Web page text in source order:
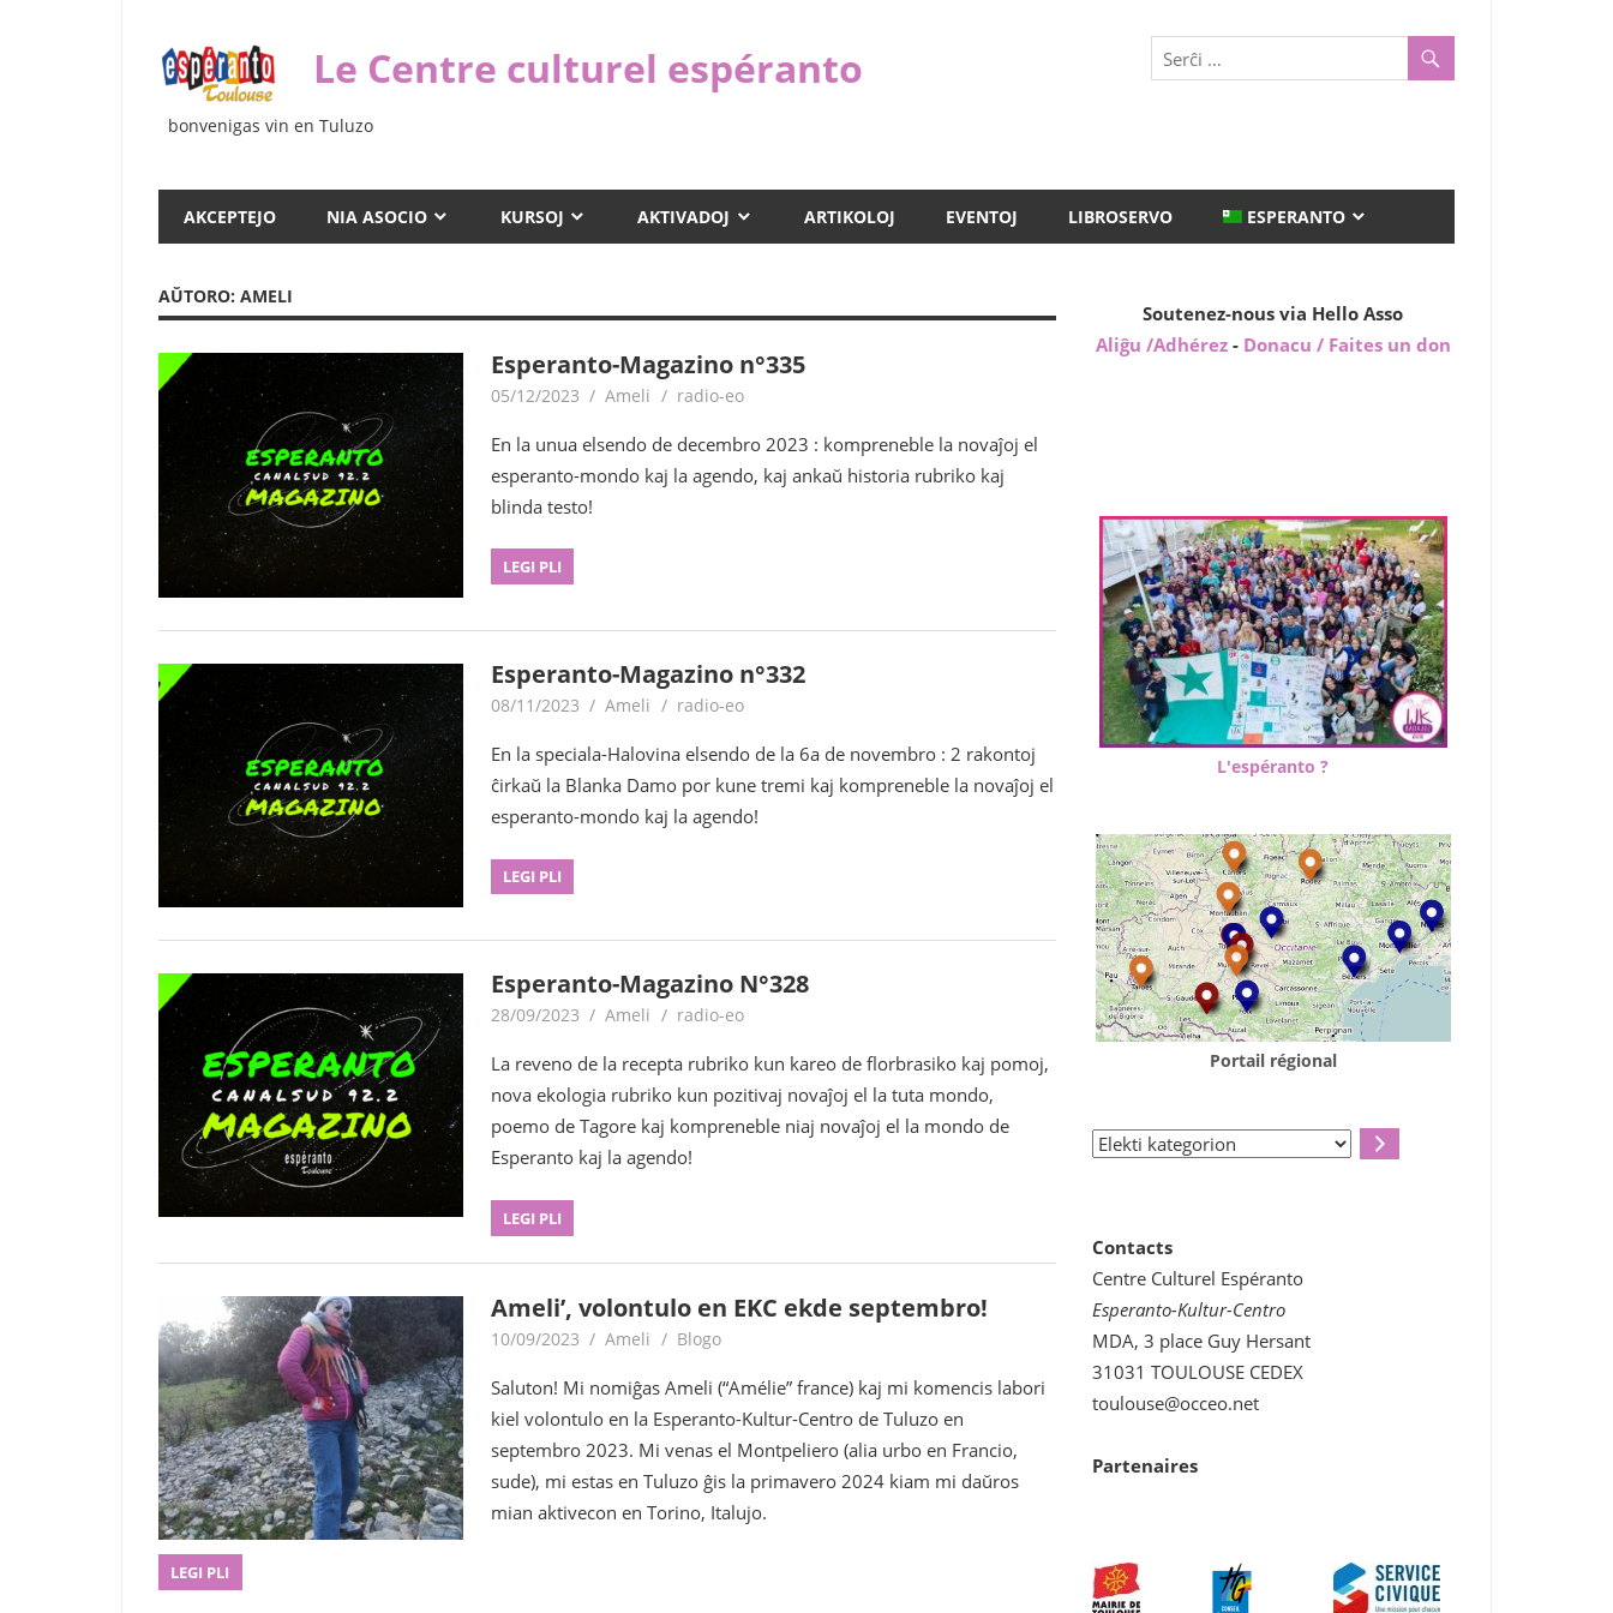
enhavo
Le Centre culturel espéranto
bonvenigas vin en Tuluzo
AKCEPTEJO NIA ASOCIO KURSOJ AKTIVADOJ ARTIKOLOJ EVENTOJ LIBROSERVO ESPERANTO
AŬTORO: AMELI
Esperanto-Magazino n°335
05/12/2023 Ameli radio-eo
En la unua elsendo de decembro 2023 : kompreneble la novaĵoj el
esperanto-mondo kaj la agendo, kaj ankaŭ historia rubriko kaj
blinda testo!
LEGI PLI
Esperanto-Magazino n°332
08/11/2023 Ameli radio-eo
En la speciala-Halovina elsendo de la 6a de novembro : 2 rakontoj
ĉirkaŭ la Blanka Damo por kune tremi kaj kompreneble la novaĵoj el
esperanto-mondo kaj la agendo!
LEGI PLI
Esperanto-Magazino N°328
28/09/2023 Ameli radio-eo
La reveno de la recepta rubriko kun kareo de florbrasiko kaj pomoj,
nova ekologia rubriko kun pozitivaj novaĵoj el la tuta mondo,
poemo de Tagore kaj kompreneble niaj novaĵoj el la mondo de
Esperanto kaj la agendo!
LEGI PLI
Ameli’, volontulo en EKC ekde septembro!
10/09/2023 Ameli Blogo
Saluton! Mi nomiĝas Ameli (“Amélie” france) kaj mi komencis labori
kiel volontulo en la Esperanto-Kultur-Centro de Tuluzo en
septembro 2023. Mi venas el Montpeliero (alia urbo en Francio,
sude), mi estas en Tuluzo ĝis la primavero 2024 kiam mi daŭros
mian aktivecon en Torino, Italujo.
LEGI PLI
Soutenez-nous via Hello Asso
Aliĝu /Adhérez - Donacu / Faites un don
L'espéranto ?
Portail régional
Elekti
Contacts
Centre Culturel Espéranto
Esperanto-Kultur-Centro
MDA, 3 place Guy Hersant
31031 TOULOUSE CEDEX
toulouse@occeo.net
Partenaires